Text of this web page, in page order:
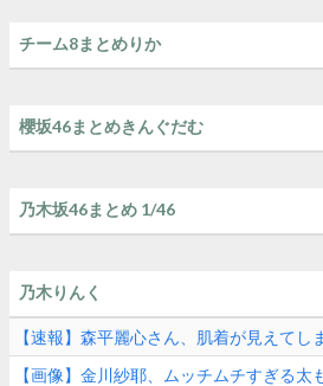
チーム8まとめりか
櫻坂46まとめきんぐだむ
乃木坂46まとめ 1/46
乃木りんく
【速報】森平麗心さん、肌着が見えてし
【画像】金川紗耶、ムッチムチすぎる太